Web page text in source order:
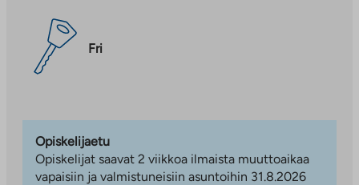
Fri
Opiskelijaetu
Opiskelijat saavat 2 viikkoa ilmaista muuttoaikaa
vapaisiin ja valmistuneisiin asuntoihin 31.8.2026